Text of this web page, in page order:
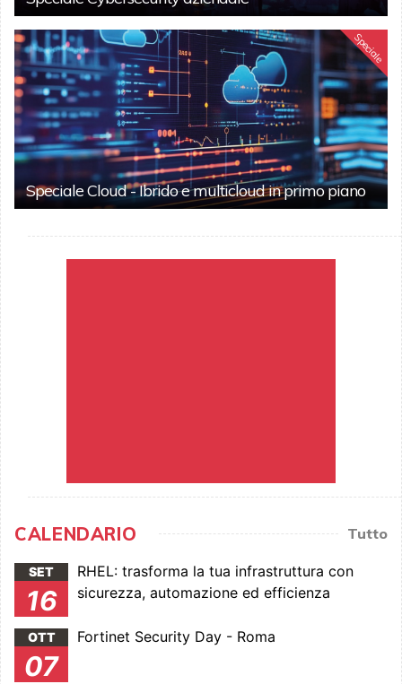
Speciale
Speciale Cloud - Ibrido e multicloud in primo piano
CALENDARIO Tutto
SET
16
RHEL: trasforma la tua infrastruttura con
sicurezza, automazione ed efficienza
OTT
07
Fortinet Security Day - Roma